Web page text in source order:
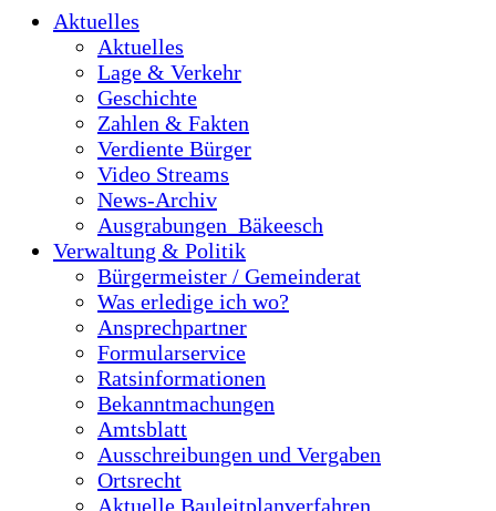
Aktuelles
Aktuelles
Lage & Verkehr
Geschichte
Zahlen & Fakten
Verdiente Bürger
Video Streams
News-Archiv
Ausgrabungen_Bäkeesch
Verwaltung & Politik
Bürgermeister / Gemeinderat
Was erledige ich wo?
Ansprechpartner
Formularservice
Ratsinformationen
Bekanntmachungen
Amtsblatt
Ausschreibungen und Vergaben
Ortsrecht
Aktuelle Bauleitplanverfahren